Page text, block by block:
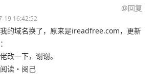
@回复
19 16:42:52
的域名换了，原来是ireadfree.com，更新
改一下，谢谢。
读・阅己